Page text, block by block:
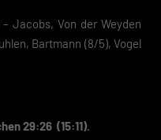
Jacobs, Von der Weyden
Bartmann (8/5), Vogel
29:26 (15:11).